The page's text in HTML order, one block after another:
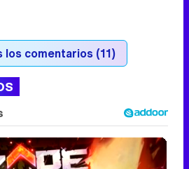
los comentarios (11)